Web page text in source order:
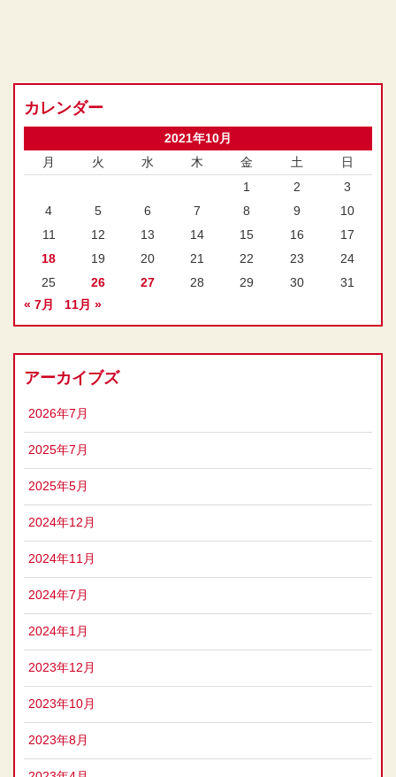
カレンダー
2021年10月
月
火 水 木 金 土
日
1
2
3
4
5 6 7 8 9
10
11
12 13 14 15 16
17
18
19 20 21 22 23
24
25
26 27 28 29 30
31
« 7月
11月 »
アーカイブズ
2026年7月
2025年7月
2025年5月
2024年12月
2024年11月
2024年7月
2024年1月
2023年12月
2023年10月
2023年8月